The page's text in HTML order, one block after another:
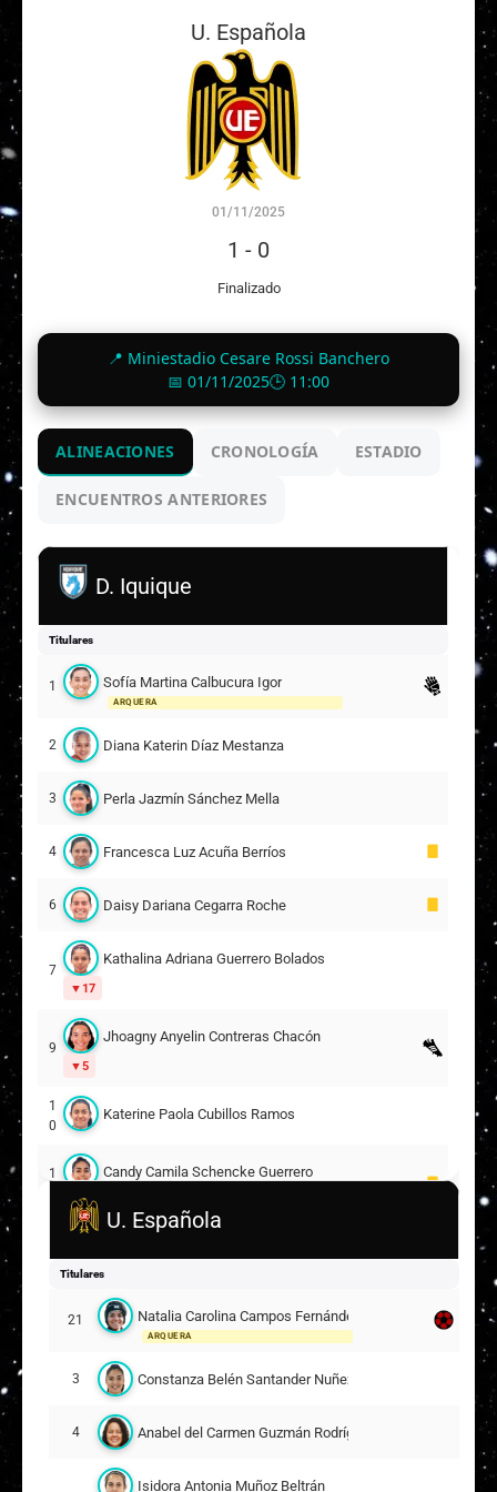
U. Española
01/11/2025
1 - 0
Finalizado
📍 Miniestadio Cesare Rossi Banchero
📅 01/11/2025🕒 11:00
ALINEACIONES CRONOLOGÍA ESTADIO
ENCUENTROS ANTERIORES
D. Iquique
Titulares
1 Sofía Martina Calbucura Igor
ARQUERA
2 Diana Katerin Díaz Mestanza
3 Perla Jazmín Sánchez Mella
4 Francesca Luz Acuña Berríos
6 Daisy Dariana Cegarra Roche
7
Kathalina Adriana Guerrero Bolados
17
9
Jhoagny Anyelin Contreras Chacón
5
1
0
Katerine Paola Cubillos Ramos
1
Candy Camila Schencke Guerrero
18
0
Melany Janett Letelier Toledo
Nayleen Alessandra Guzmán Navarro
ARQUERA
Geraldine Muriel Salazar Lagos
U. Española
Titulares
21 Natalia Carolina Campos Fernández
ARQUERA
3 Constanza Belén Santander Nuñez
4 Anabel del Carmen Guzmán Rodríguez
Isidora Antonia Muñoz Beltrán